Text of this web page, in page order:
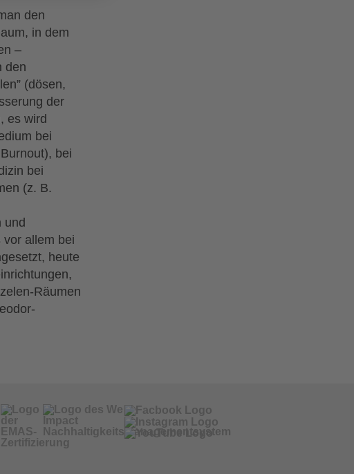
den
in dem
–
den
(dösen,
der
es wird
bei
bei
bei
(z. B.
und
allem bei
heute
Räumen